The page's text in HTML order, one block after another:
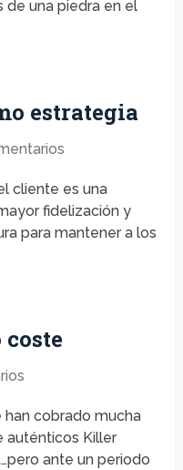
de una piedra en el
estrategia
cliente es una
fidelización y
para mantener a los
cobrado mucha
auténticos Killer
ante un periodo